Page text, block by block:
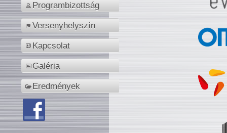
Programbizottság
Versenyhelyszín
Kapcsolat
Galéria
Eredmények